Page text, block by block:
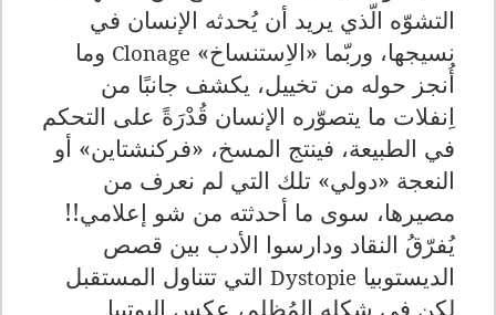
التشوّه الّذي يريد أن يُحدثه الإنسان في
نسيجها، وربّما «الاِستنساخ» Clonage وما
أُنجز حوله من تخييل، يكشف جانبًا من
اِنفلات ما يتصوّره الإنسان قُدْرَةً على التحكم
في الطبيعة، فينتج المسخ، «فركنشتاين» أو
النعجة «دولي» تلك التي لم نعرف من
مصيرها، سوى ما أحدثته من شو إعلامي!!
يُفرّقُ النقاد ودارسوا الأدب بين قصص
الديستوبيا Dystopie التي تتناول المستقبل
لكن في شكله المُظلم، عكس اليوتبيا